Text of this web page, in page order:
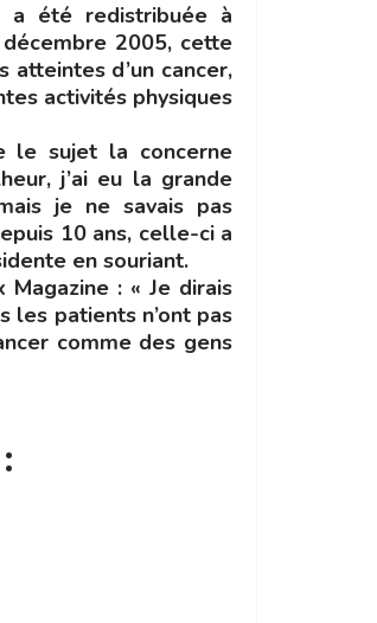
a été redistribuée à
2005, cette
d’un cancer,
activités physiques
le sujet la concerne
j’ai eu la grande
je ne savais pas
10 ans, celle-ci a
en souriant.
: « Je dirais
les patients n’ont pas
comme des gens